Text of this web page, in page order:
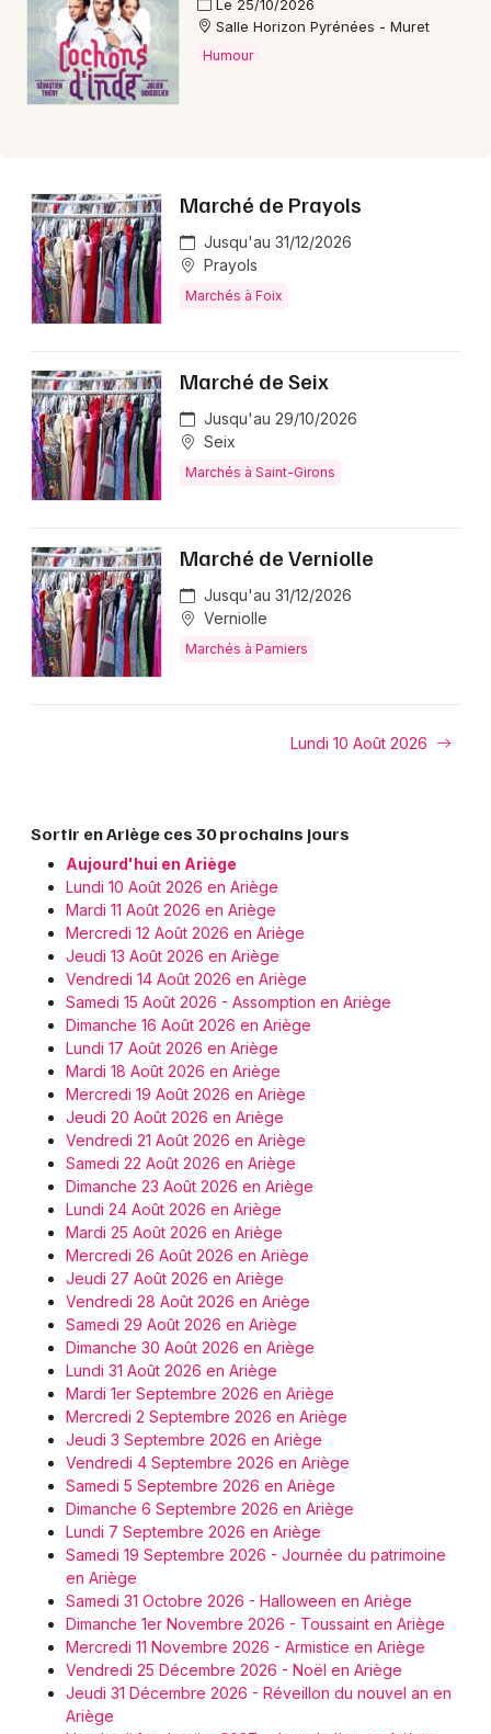
Le 25/10/2026
Salle Horizon Pyrénées - Muret
Humour
Marché de Prayols
Jusqu'au 31/12/2026
Prayols
Marchés à Foix
Marché de Seix
Jusqu'au 29/10/2026
Seix
Marchés à Saint-Girons
Marché de Verniolle
Jusqu'au 31/12/2026
Verniolle
Marchés à Pamiers
Lundi 10 Août 2026
Sortir en Ariège ces 30 prochains jours
Aujourd'hui en Ariège
Lundi 10 Août 2026 en Ariège
Mardi 11 Août 2026 en Ariège
Mercredi 12 Août 2026 en Ariège
Jeudi 13 Août 2026 en Ariège
Vendredi 14 Août 2026 en Ariège
Samedi 15 Août 2026 - Assomption en Ariège
Dimanche 16 Août 2026 en Ariège
Lundi 17 Août 2026 en Ariège
Mardi 18 Août 2026 en Ariège
Mercredi 19 Août 2026 en Ariège
Jeudi 20 Août 2026 en Ariège
Vendredi 21 Août 2026 en Ariège
Samedi 22 Août 2026 en Ariège
Dimanche 23 Août 2026 en Ariège
Lundi 24 Août 2026 en Ariège
Mardi 25 Août 2026 en Ariège
Mercredi 26 Août 2026 en Ariège
Jeudi 27 Août 2026 en Ariège
Vendredi 28 Août 2026 en Ariège
Samedi 29 Août 2026 en Ariège
Dimanche 30 Août 2026 en Ariège
Lundi 31 Août 2026 en Ariège
Mardi 1er Septembre 2026 en Ariège
Mercredi 2 Septembre 2026 en Ariège
Jeudi 3 Septembre 2026 en Ariège
Vendredi 4 Septembre 2026 en Ariège
Samedi 5 Septembre 2026 en Ariège
Dimanche 6 Septembre 2026 en Ariège
Lundi 7 Septembre 2026 en Ariège
Samedi 19 Septembre 2026 - Journée du patrimoine
en Ariège
Samedi 31 Octobre 2026 - Halloween en Ariège
Dimanche 1er Novembre 2026 - Toussaint en Ariège
Mercredi 11 Novembre 2026 - Armistice en Ariège
Vendredi 25 Décembre 2026 - Noël en Ariège
Jeudi 31 Décembre 2026 - Réveillon du nouvel an en
Ariège